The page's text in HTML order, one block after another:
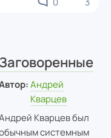
Заговоренные
Андрей
Кварцев
Кварцев был
системным